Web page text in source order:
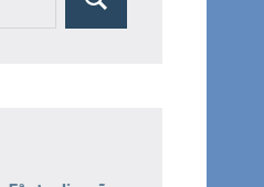
Pesquisar